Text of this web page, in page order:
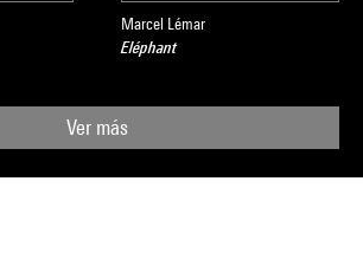
Marcel Lémar
Eléphant
Ver más